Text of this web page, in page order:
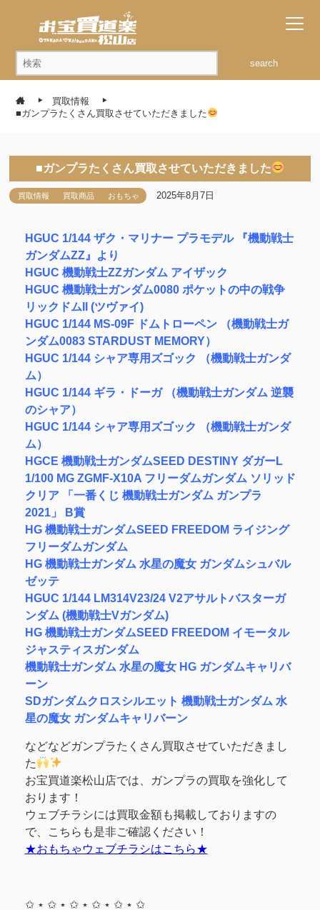
search
買取情報
■ガンプラたくさん買取させていただきました
■ガンプラたくさん買取させていただきました
買取情報 買取商品 おもちゃ 2025年8月7日
HGUC 1/144 ザク・マリナー プラモデル 『機動戦士
ガンダムZZ』より
HGUC 機動戦士ZZガンダム アイザック
HGUC 機動戦士ガンダム0080 ポケットの中の戦争
リックドムII (ツヴァイ)
HGUC 1/144 MS-09F ドムトローペン （機動戦士ガ
ンダム0083 STARDUST MEMORY）
HGUC 1/144 シャア専用ズゴック （機動戦士ガンダ
ム）
HGUC 1/144 ギラ・ドーガ （機動戦士ガンダム 逆襲
のシャア）
HGUC 1/144 シャア専用ズゴック （機動戦士ガンダ
ム）
HGCE 機動戦士ガンダムSEED DESTINY ダガーL
1/100 MG ZGMF-X10A フリーダムガンダム ソリッド
クリア 「一番くじ 機動戦士ガンダム ガンプラ
2021」 B賞
HG 機動戦士ガンダムSEED FREEDOM ライジング
フリーダムガンダム
HG 機動戦士ガンダム 水星の魔女 ガンダムシュバル
ゼッテ
HGUC 1/144 LM314V23/24 V2アサルトバスターガ
ンダム (機動戦士Vガンダム)
HG 機動戦士ガンダムSEED FREEDOM イモータル
ジャスティスガンダム
機動戦士ガンダム 水星の魔女 HG ガンダムキャリバ
ーン
SDガンダムクロスシルエット 機動戦士ガンダム 水
星の魔女 ガンダムキャリバーン
などなどガンプラたくさん買取させていただきまし
た
お宝買道楽松山店では、ガンプラの買取を強化して
おります！
ウェブチラシには買取金額も掲載しておりますの
で、こちらも是非ご確認ください！
★おもちゃウェブチラシはこちら★
✩ ⋆ ✩ ⋆ ✩ ⋆ ✩ ⋆ ✩ ⋆ ✩